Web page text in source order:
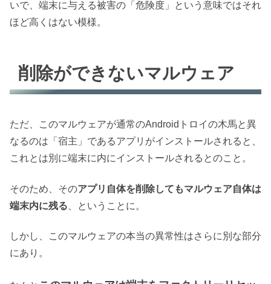
いで、端末に与える被害の「危険度」という意味ではそれ
ほど高くはない模様。
削除ができないマルウェア
ただ、このマルウェアが通常のAndroidトロイの木馬と異
なるのは「宿主」であるアプリがインストールされると、
これとは別に端末に内にインストールされるとのこと。
そのため、そのアプリ自体を削除してもマルウェア自体は
端末内に残る 、ということに。
しかし、このマルウェアの本当の異常性はさらに別な部分
にあり。